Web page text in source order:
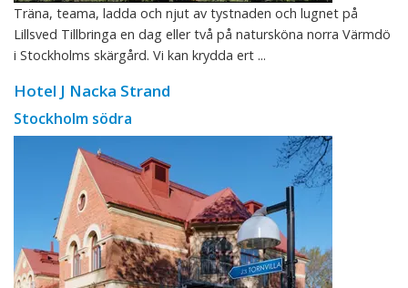
Träna, teama, ladda och njut av tystnaden och lugnet på
Lillsved Tillbringa en dag eller två på natursköna norra Värmdö
i Stockholms skärgård. Vi kan krydda ert ...
Hotel J Nacka Strand
Stockholm södra